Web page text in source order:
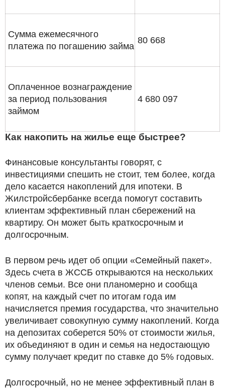
Сумма ежемесячного
платежа по погашению займа
80 668
Оплаченное вознаграждение
за период пользования
займом
4 680 097
Как накопить на жилье еще быстрее?
Финансовые консультанты говорят, с
инвестициями спешить не стоит, тем более, когда
дело касается накоплений для ипотеки. В
Жилстройсбербанке всегда помогут составить
клиентам эффективный план сбережений на
квартиру. Он может быть краткосрочным и
долгосрочным.
В первом речь идет об опции «Семейный пакет».
Здесь счета в ЖССБ открываются на нескольких
членов семьи. Все они планомерно и сообща
копят, на каждый счет по итогам года им
начисляется премия государства, что значительно
увеличивает совокупную сумму накоплений. Когда
на депозитах соберется 50% от стоимости жилья,
их объединяют в один и семья на недостающую
сумму получает кредит по ставке до 5% годовых.
Долгосрочный, но не менее эффективный план в